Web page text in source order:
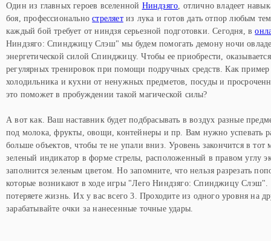
Один из главных героев вселенной Ниндзяго, отлично владеет
боя, профессиональностреляетиз лука и готов дать отпор любым
каждый бой требует от ниндзя серьезной подготовки. Сегодня, в
Ниндзяго: Спинджицу Слэш" мы будем помогать демону ночи
энергетической силой Спинджицу. Чтобы ее приобрести,
регулярных тренировок при помощи подручных средств. Как пример
холодильника и кухни от ненужных предметов, посуды и
это поможет в пробуждении такой магической силы?
А вот как. Ваш наставник будет подбрасывать в воздух разные
под молока, фрукты, овощи, контейнеры и пр. Вам нужно успевать
больше объектов, чтобы те не упали вниз. Уровень закончится в тот
зеленый индикатор в форме стрелы, расположенный в правом углу
заполнится зеленым цветом. Но запомните, что нельзя разрезать
которые возникают в ходе игры "Лего Ниндзяго: Спинджицу Слэш".
потеряете жизнь. Их у вас всего 3. Проходите из одного уровня на
зарабатывайте очки за нанесенные точные удары.